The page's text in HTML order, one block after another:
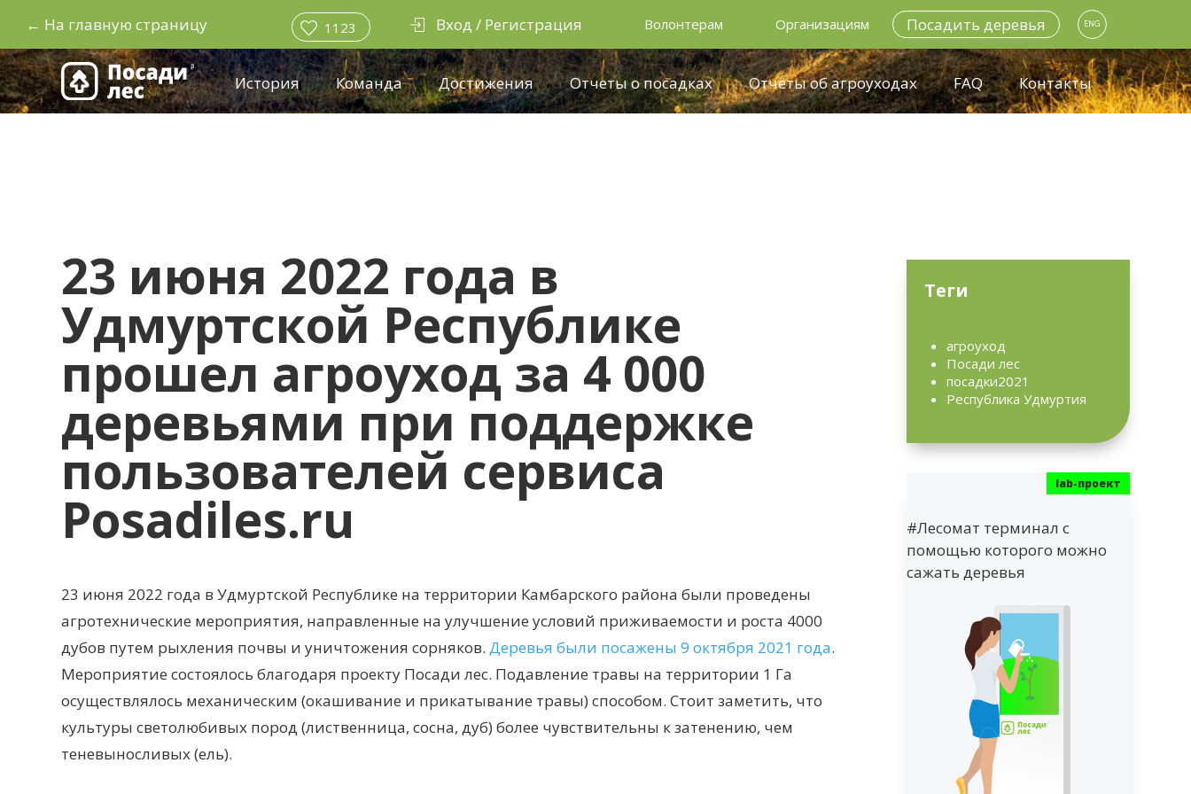
← На главную страницу 1123 Вход / Регистрация Волонтерам Организациям Посадить деревья ENG
История Команда Достижения Отчеты о посадках Отчёты об агроуходах FAQ Контакты
23 июня 2022 года в
Удмуртской Республике
прошел агроуход за 4 000
деревьями при поддержке
пользователей сервиса
Posadiles.ru
23 июня 2022 года в Удмуртской Республике на территории Камбарского района были проведены
агротехнические мероприятия, направленные на улучшение условий приживаемости и роста 4000
дубов путем рыхления почвы и уничтожения сорняков. Деревья были посажены 9 октября 2021 года.
Мероприятие состоялось благодаря проекту Посади лес. Подавление травы на территории 1 Га
осуществлялось механическим (окашивание и прикатывание травы) способом. Стоит заметить, что
культуры светолюбивых пород (лиственница, сосна, дуб) более чувствительны к затенению, чем
теневыносливых (ель).
Теги
агроуход
Посади лес
посадки2021
Республика Удмуртия
#Лесомат терминал с
помощью которого можно
сажать деревья